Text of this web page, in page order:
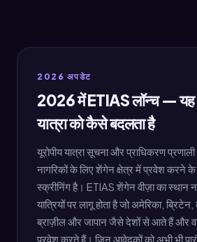
2026 अपडेट
2026 में ETIAS लॉन्च —
यात्रा को कैसे बदलता है
यूरोपीय यात्रा सूचना और प्राधिकरण
नागरिकों के लिए शेंगेन क्षेत्र में प्रवेश करने के
स्क्रीनिंग है। ETIAS शेंगेन वीज़ा का स्थान
यात्रियों पर लागू होता है जो अमेरिका,
ब्राज़ील और जापान जैसे देशों से आते हैं और
प्रवेश करते हैं। जिन आवेदकों को अभी भी